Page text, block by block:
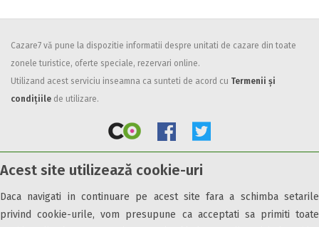
Acest site utilizează cookie-uri
Daca navigati in continuare pe acest site fara a schimba setarile
privind cookie-urile, vom presupune ca acceptati sa primiti toate
Facilități
Internet wireless
Parcare
All inclusive
Pensiune completa
Demipensiune
Mic dejun
Cazare7 vă pune la dispozitie informatii despre unitati de cazare din toate
zonele turistice, oferte speciale, rezervari online.
Utilizand acest serviciu inseamna ca sunteti de acord cu Termenii și
condițiile de utilizare.
Obiective turistice Informații utile Parteneri Cazare7 Harta Cazare7